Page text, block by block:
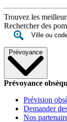
Trouvez les
Rechercher des
Prévoyance
Prévoyance
Prévision
Demander
Nos